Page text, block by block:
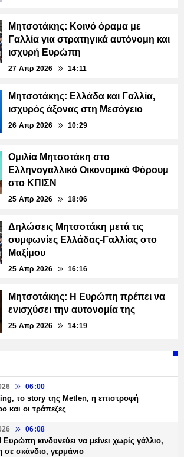
Μητσοτάκης: Κοινό όραμα με
Γαλλία για στρατηγικά αυτόνομη και
ισχυρή Ευρώπη
27 Απρ 2026 14:11
Μητσοτάκης: Ελλάδα και Γαλλία,
ισχυρός άξονας στη Μεσόγειο
26 Απρ 2026 10:29
Ομιλία Μητσοτάκη στο
Ελληνογαλλικό Οικονομικό Φόρουμ
στο ΚΠΙΣΝ
25 Απρ 2026 18:06
Δηλώσεις Μητσοτάκη μετά τις
συμφωνίες Ελλάδας-Γαλλίας στο
Μαξίμου
25 Απρ 2026 16:16
Μητσοτάκης: Η Ευρώπη πρέπει να
ενισχύσει την αυτονομία της
25 Απρ 2026 14:19
06:00
το story της Metlen, η επιστροφή
και οι τράπεζες
06:08
κινδυνεύει να μείνει χωρίς γάλλιο,
σε σκάνδιο, γερμάνιο